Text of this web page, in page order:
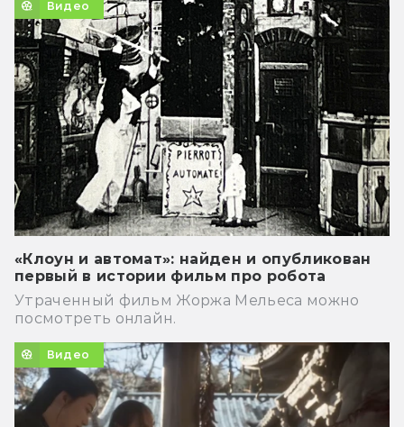
Видео
«Клоун и автомат»: найден и опубликован
первый в истории фильм про робота
Утраченный фильм Жоржа Мельеса можно
посмотреть онлайн.
Видео